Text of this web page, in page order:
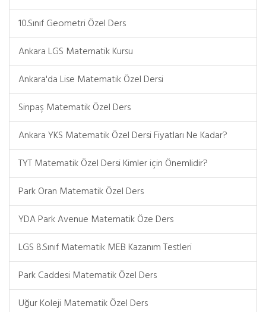
10.Sınıf Geometri Özel Ders
Ankara LGS Matematik Kursu
Ankara'da Lise Matematik Özel Dersi
Sinpaş Matematik Özel Ders
Ankara YKS Matematik Özel Dersi Fiyatları Ne Kadar?
TYT Matematik Özel Dersi Kimler için Önemlidir?
Park Oran Matematik Özel Ders
YDA Park Avenue Matematik Öze Ders
LGS 8.Sınıf Matematik MEB Kazanım Testleri
Park Caddesi Matematik Özel Ders
Uğur Koleji Matematik Özel Ders